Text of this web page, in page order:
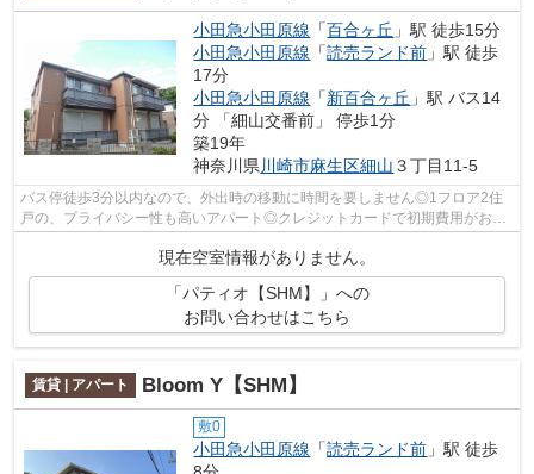
小田急小田原線 「百合ヶ丘 」駅 徒歩15分
小田急小田原線 「読売ランド前 」駅 徒歩
17分
小田急小田原線 「新百合ヶ丘 」駅 バス14
分 「細山交番前」 停歩1分
築19年
神奈川県 川崎市麻生区細山 ３丁目11-5
バス停徒歩3分以内なので、外出時の移動に時間を要しません◎1フロア2住
戸の、プライバシー性も高いアパート◎クレジットカードで初期費用がお支
払いいただけるので、決済の手間が軽減で...
現在空室情報がありません。
「パティオ【SHM】」への
お問い合わせはこちら
賃貸 | アパート Bloom Y【SHM】
敷0
小田急小田原線 「読売ランド前 」駅 徒歩